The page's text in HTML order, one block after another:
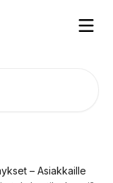
– Asiakkaille